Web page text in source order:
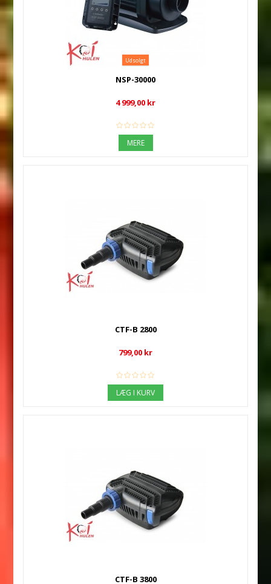
Udsolgt
NSP-30000
4 999,00 kr
MERE
CTF-B 2800
799,00 kr
LÆG I KURV
CTF-B 3800